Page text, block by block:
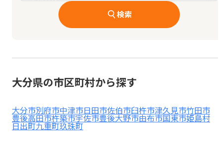
閲覧履歴
見学日記
メッセージ
検索
大分県の市区町村から探す
大分市別府市中津市日田市佐伯市臼杵市津久見市竹田市
豊後高田市杵築市宇佐市豊後大野市由布市国東市姫島村
日出町九重町玖珠町